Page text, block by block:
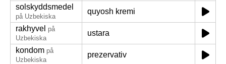
solskyddsmedel
på Uzbekiska
quyosh kremi
rakhyvel på
Uzbekiska
ustara
kondom på
Uzbekiska
prezervativ